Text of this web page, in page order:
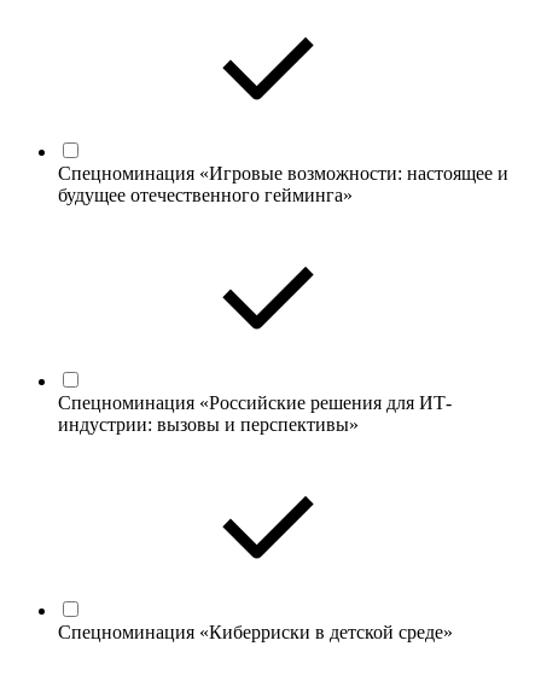
Спецноминация «Игровые возможности: настоящее и
будущее отечественного гейминга»
Спецноминация «Российские решения для ИТ-
индустрии: вызовы и перспективы»
Спецноминация «Киберриски в детской среде»